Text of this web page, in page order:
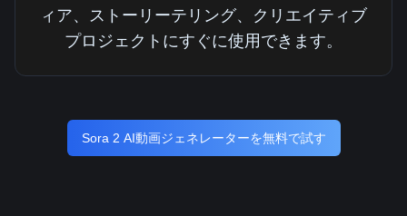
ィア、ストーリーテリング、クリエイティブ
プロジェクトにすぐに使用できます。
Sora 2 AI動画ジェネレーターを無料で試す